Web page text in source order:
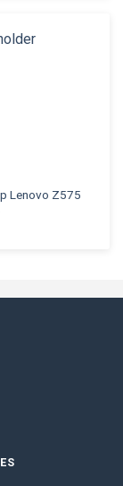
Lenovo Z575